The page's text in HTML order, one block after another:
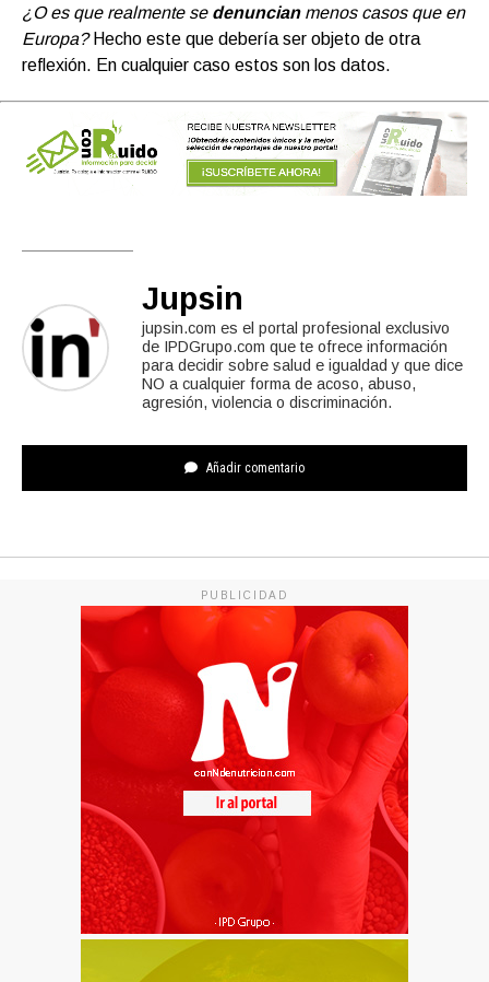
¿O es que realmente se denuncianmenos casos que en
Europa?Hecho este que debería ser objeto de otra
reflexión. En cualquier caso estos son los datos.
Jupsin
jupsin.com es el portal profesional exclusivo
de IPDGrupo.com que te ofrece información
para decidir sobre salud e igualdad y que dice
NO a cualquier forma de acoso, abuso,
agresión, violencia o discriminación.
Añadir comentario
PUBLICIDAD